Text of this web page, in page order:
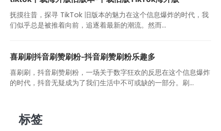
抚摸往昔，探寻 TikTok 旧版本的魅力在这个信息爆炸的时代，我
们似乎总是被推着向前，追逐着最新的潮流。然而...
喜刷刷抖音刷赞刷粉-抖音刷赞刷粉乐趣多
喜刷刷，抖音刷赞刷粉，一场关于数字狂欢的反思在这个信息爆炸
的时代，抖音无疑成为了我们生活中不可或缺的一部分。刷...
标签